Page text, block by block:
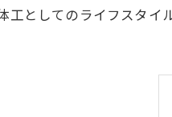
工としてのライフスタイ